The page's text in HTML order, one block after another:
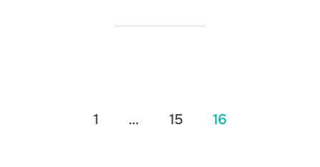
Berichten
1 … 15 16